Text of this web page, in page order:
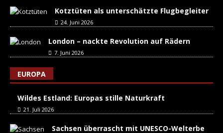
Kotztüten als unterschätzte Flugbegleiter
24. Juni 2026
London – nackte Revolution auf Rädern
7. Juni 2026
EUROPA
Wildes Estland: Europas stille Naturkraft
21. Juli 2026
Sachsen überrascht mit UNESCO-Welterbe